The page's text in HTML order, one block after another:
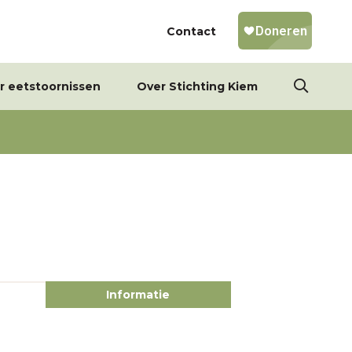
Contact
eetstoornissen Over Stichting Kiem
Informatie